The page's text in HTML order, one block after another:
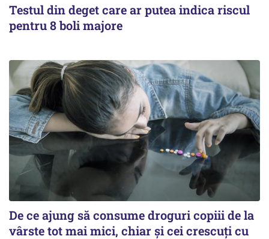
Testul din deget care ar putea indica riscul
pentru 8 boli majore
De ce ajung să consume droguri copiii de la
vârste tot mai mici, chiar și cei crescuți cu